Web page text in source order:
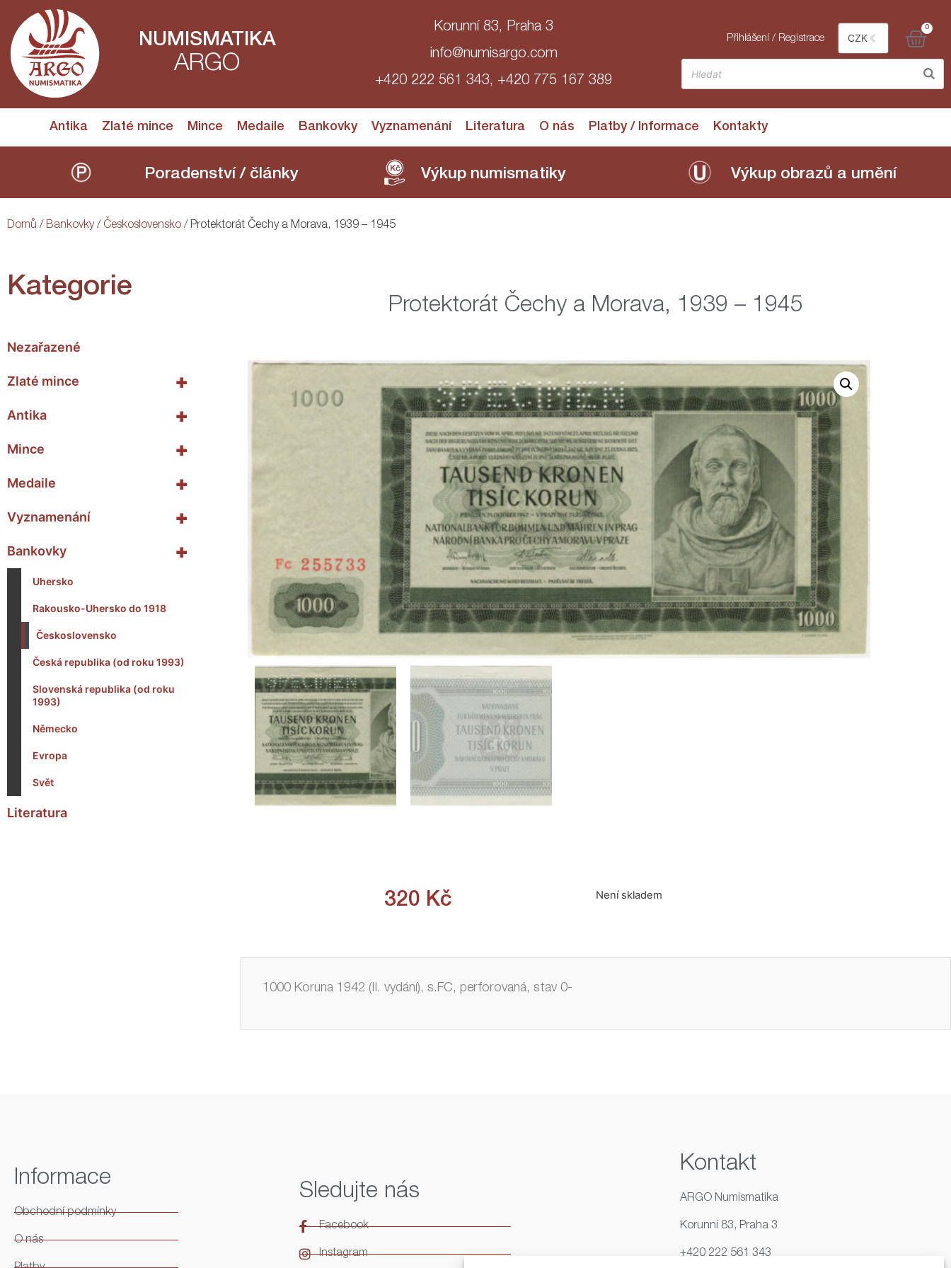
NUMISMATIKA
ARGO
Korunní 83, Praha 3
info@numisargo.com
+420 222 561 343, +420 775 167 389
Přihlášení / Registrace CZK
0
Antika Zlaté mince Mince Medaile Bankovky Vyznamenání Literatura O nás Platby / Informace Kontakty
Poradenství / články Výkup numismatiky Výkup obrazů a umění
Domů / Bankovky/ Československo / Protektorát Čechy a Morava, 1939 – 1945
Kategorie
Nezařazené
+
Zlaté mince
+
Antika
+
Mince
+
Medaile
+
Vyznamenání
+
Bankovky
Uhersko
Rakousko-Uhersko do 1918
Československo
Česká republika (od roku 1993)
Slovenská republika (od roku
1993)
Německo
Evropa
Svět
Literatura
Protektorát Čechy a Morava, 1939 – 1945
320 Kč Není skladem
1000 Koruna 1942 (II. vydání), s.FC, perforovaná, stav 0-
Informace
Obchodní podmínky
O nás
Sledujte nás
Facebook
Instagram
Kontakt
ARGO Numismatika
Korunní 83, Praha 3
+420 222 561 343